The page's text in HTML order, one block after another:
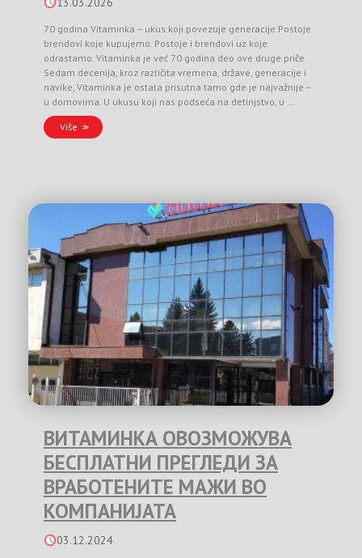
70 godina Vitaminka – ukus koji povezuje generacije Postoje
brendovi koje kupujemo. Postoje i brendovi uz koje
odrastamo. Vitaminka je već 70 godina deo ove druge priče.
Sedam decenija, kroz različita vremena, države, generacije i
navike, Vitaminka je ostala prisutna tamo gde je najvažnije –
u domovima. U ukusu koji nas podseća na detinjstvo, u …
Više
ВИТАМИНКА ОВОЗМОЖУВА
БЕСПЛАТНИ ПРЕГЛЕДИ ЗА
ВРАБОТЕНИТЕ МАЖИ ВО
КОМПАНИЈАТА
03.12.2024